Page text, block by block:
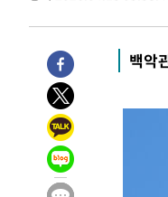
-3916초 전 >서울 낮 39
-1278초 전 >미 워싱턴주
1시간 전 >
[속보] 호르무
0.49%↑
-31103초 전 >
-31033초 전 >
[속보]코
-30898초 전 >
-28497초 전 >
"여기 떨
-25542초 전 >
손흥민, 5
백악